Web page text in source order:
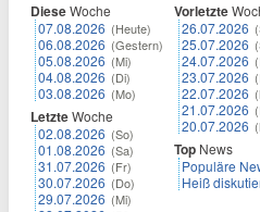
DieseWoche
07.08.2026 (Heute)
06.08.2026 (Gestern)
05.08.2026 (Mi)
04.08.2026 (Di)
03.08.2026 (Mo)
LetzteWoche
02.08.2026 (So)
01.08.2026 (Sa)
31.07.2026 (Fr)
30.07.2026 (Do)
29.07.2026 (Mi)
Vorletzte
26.07.2026
25.07.2026
24.07.2026
23.07.2026
22.07.2026
21.07.2026
20.07.2026
Top News
Populäre
Heiß